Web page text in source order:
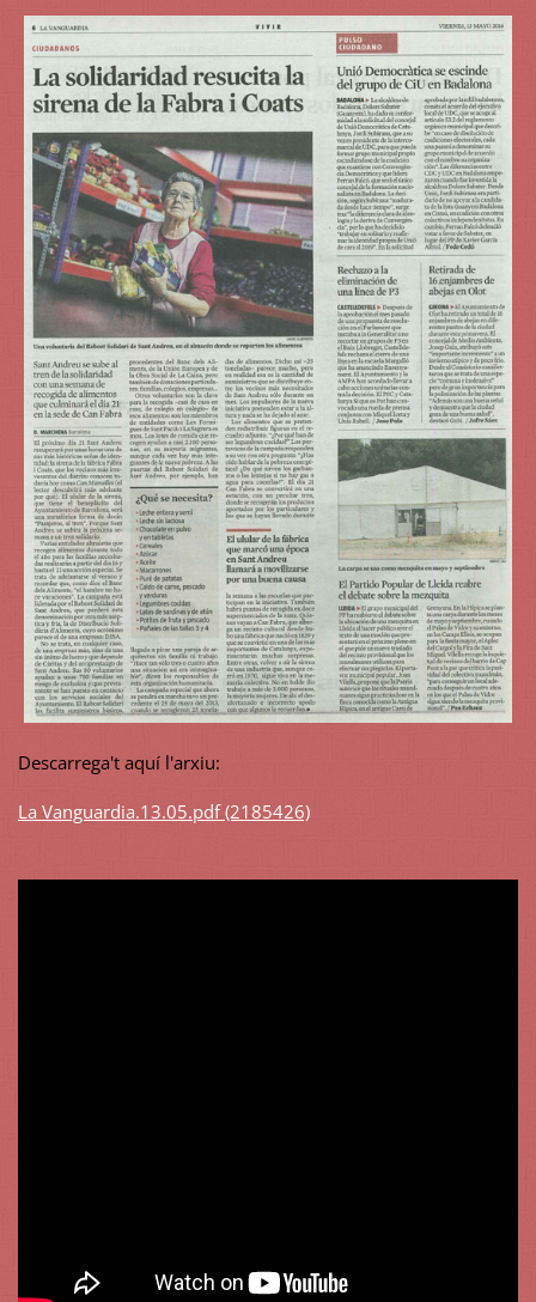
Descarrega't aquí l'arxiu:
La Vanguardia.13.05.pdf (2185426)